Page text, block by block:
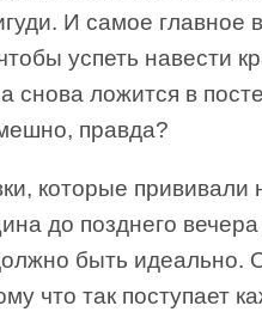
И самое главное
успеть навести
снова ложится в
правда?
которые прививали
до позднего вечера
быть идеально.
что так поступает